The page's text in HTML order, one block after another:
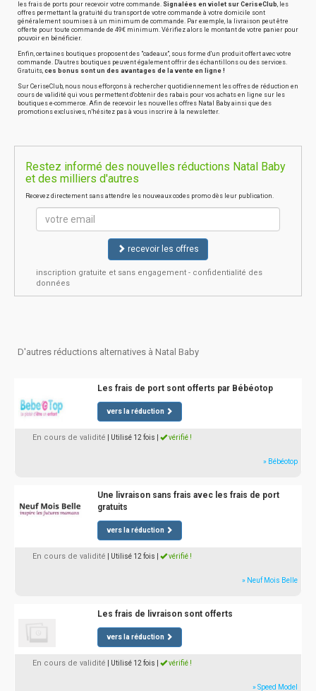
les frais de ports pour recevoir votre commande. Signalées en violet sur CeriseClub, les
offres permettant la gratuité du transport de votre commande à votre domicile sont
généralement soumises à un minimum de commande. Par exemple, la livraison peut être
offerte pour toute commande de 49€ minimum. Vérifiez alors le montant de votre panier pour
pouvoir en bénéficier.
Enfin, certaines boutiques proposent des "cadeaux", sous forme d'un produit offert avec votre
commande. D'autres boutiques peuvent également offrir des échantillons ou des services.
Gratuits, ces bonus sont un des avantages de la vente en ligne !
Sur CeriseClub, nous nous efforçons à rechercher quotidiennement les offres de réduction en
cours de validité qui vous permettent d'obtenir des rabais pour vos achats en ligne sur les
boutiques e-commerce. Afin de recevoir les nouvelles offres Natal Baby ainsi que des
promotions exclusives, n'hésitez pas à vous inscrire à la newsletter.
Restez informé des nouvelles réductions Natal Baby
et des milliers d'autres
Recevez directement sans attendre les nouveaux codes promo dès leur publication.
recevoir les offres
inscription gratuite et sans engagement - confidentialité des
données
D'autres réductions alternatives à Natal Baby
Les frais de port sont offerts par Bébéotop
vers la réduction
En cours de validité | Utilisé 12 fois vérifié !
» Bébéotop
Une livraison sans frais avec les frais de port
gratuits
vers la réduction
En cours de validité | Utilisé 12 fois vérifié !
» Neuf Mois Belle
Les frais de livraison sont offerts
vers la réduction
En cours de validité | Utilisé 12 fois vérifié !
» Speed Model